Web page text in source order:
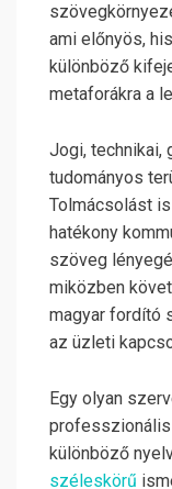
ami előnyös,
különböző
metaforákra a
Jogi, technikai,
tudományos
Tolmácsolást
hatékony
szöveg
miközben
magyar fordító
az üzleti
Egy olyan
különböző
széleskörű